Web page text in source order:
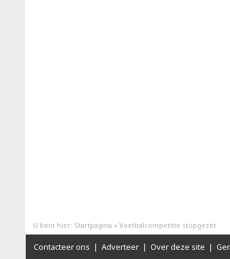
U bent hier: Startpagina » Voetbalcompetitie stopgezet
Contacteer ons | Adverteer | Over deze site |